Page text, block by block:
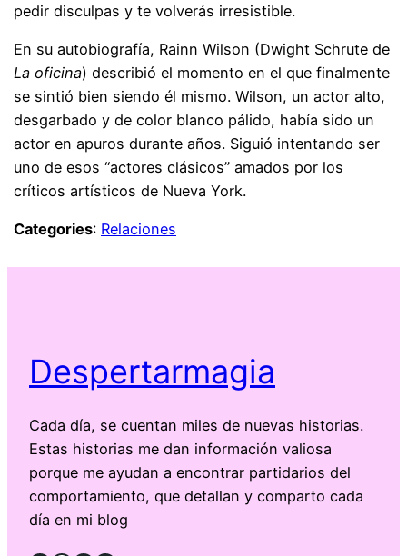
pedir disculpas y te volverás irresistible.
En su autobiografía, Rainn Wilson (Dwight Schrute de
La oficina) describió el momento en el que finalmente
se sintió bien siendo él mismo. Wilson, un actor alto,
desgarbado y de color blanco pálido, había sido un
actor en apuros durante años. Siguió intentando ser
uno de esos “actores clásicos” amados por los
críticos artísticos de Nueva York.
Categories: Relaciones
Despertarmagia
Cada día, se cuentan miles de nuevas historias.
Estas historias me dan información valiosa
porque me ayudan a encontrar partidarios del
comportamiento, que detallan y comparto cada
día en mi blog